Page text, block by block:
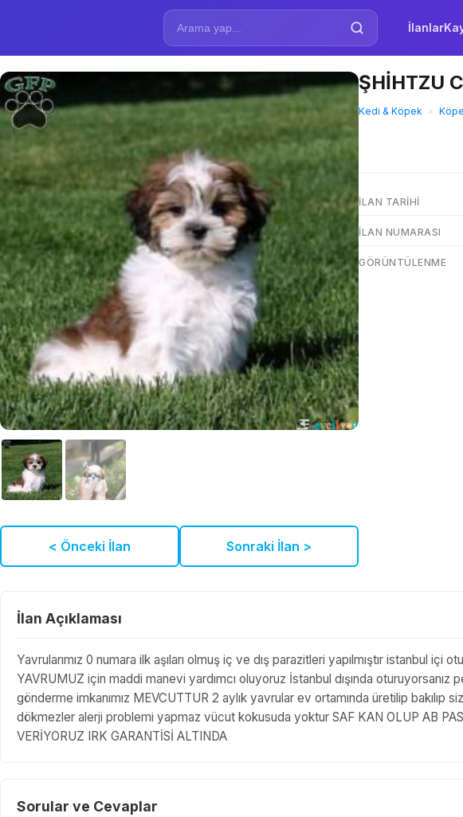
İlanlar
< Önceki İlan Sonraki İlan >
ŞHİHTZU
Kedi & Köpek ›
İLAN TARIHI
İLAN NUMARASI
GÖRÜNTÜLENME
İlan Açıklaması
Yavrularımız 0 numara ilk aşıları olmuş iç ve dış parazitleri yapılmıştır istanbul
YAVRUMUZ için maddi manevi yardımcı oluyoruz İstanbul dışında
gönderme imkanımız MEVCUTTUR 2 aylık yavrular ev ortamında üretilip
dökmezler alerji problemi yapmaz vücut kokusuda yoktur SAF KAN OLUP AB
VERİYORUZ IRK GARANTİSİ ALTINDA
Sorular ve Cevaplar